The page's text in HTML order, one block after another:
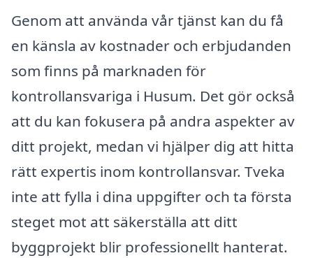
Genom att använda vår tjänst kan du få
en känsla av kostnader och erbjudanden
som finns på marknaden för
kontrollansvariga i Husum. Det gör också
att du kan fokusera på andra aspekter av
ditt projekt, medan vi hjälper dig att hitta
rätt expertis inom kontrollansvar. Tveka
inte att fylla i dina uppgifter och ta första
steget mot att säkerställa att ditt
byggprojekt blir professionellt hanterat.